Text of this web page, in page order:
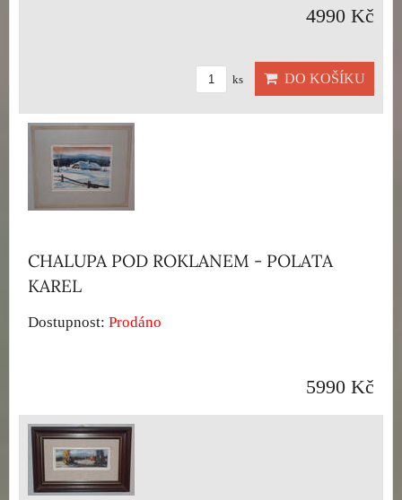
4990 Kč
ks DO KOŠÍKU
CHALUPA POD ROKLANEM - POLATA
KAREL
Dostupnost: Prodáno
5990 Kč